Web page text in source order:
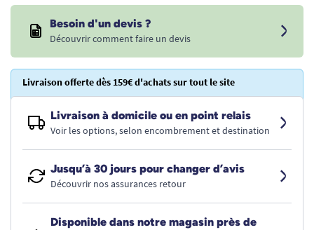
Besoin d'un devis ?
Découvrir comment faire un devis
Livraison offerte dès 159€ d'achats sur tout le site
Livraison à domicile ou en point relais
Voir les options, selon encombrement et destination
Jusqu’à 30 jours pour changer d’avis
Découvrir nos assurances retour
Disponible dans notre magasin près de